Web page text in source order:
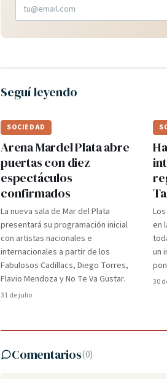
Seguí leyendo
SOCIEDAD
Arena Mardel Plata abre
puertas con diez
espectáculos
confirmados
La nueva sala de Mar del Plata
presentará su programación inicial
con artistas nacionales e
internacionales a partir de los
Fabulosos Cadillacs, Diego Torres,
Flavio Mendoza y No Te Va Gustar.
31 de julio
en
un
30
Comentarios(0)